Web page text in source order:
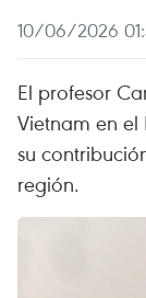
10/06/2026
El profesor
Vietnam en el
su
región.